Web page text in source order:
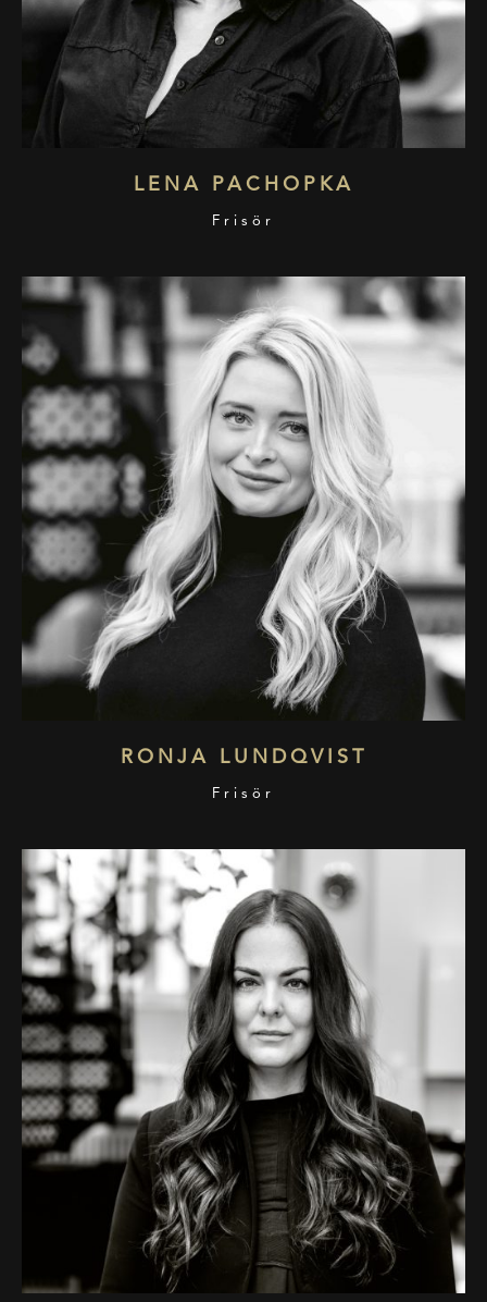
LENA PACHOPKA
Frisör
RONJA LUNDQVIST
Frisör